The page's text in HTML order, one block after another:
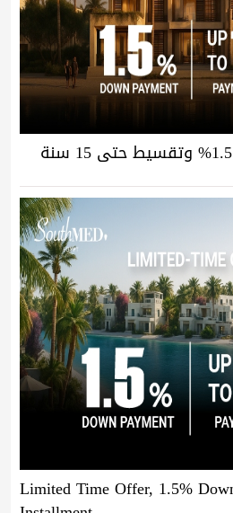
Limited Time Offer, 1.5%